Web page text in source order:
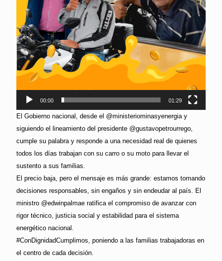
00:00 01:29
El Gobierno nacional, desde el @ministeriominasyenergia y
siguiendo el lineamiento del presidente @gustavopetrourrego,
cumple su palabra y responde a una necesidad real de quienes
todos los días trabajan con su carro o su moto para llevar el
sustento a sus familias.
El precio baja, pero el mensaje es más grande: estamos tomando
decisiones responsables, sin engaños y sin endeudar al país. El
ministro @edwinpalmae ratifica el compromiso de avanzar con
rigor técnico, justicia social y estabilidad para el sistema
energético nacional.
#ConDignidadCumplimos, poniendo a las familias trabajadoras en
el centro de cada decisión.